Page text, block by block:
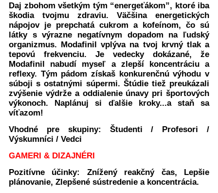
Daj zbohom všetkým tým “energeťákom”, ktoré iba
škodia tvojmu zdraviu. Väčšina energetických
nápojov je prepchatá cukrom a kofeínom, čo sú
látky s výrazne negatívnym dopadom na ľudský
organizmus. Modafinil vplýva na tvoj krvný tlak a
tepovú frekvenciu. Je vedecky dokázané, že
Modafinil nabudí myseľ a zlepší koncentráciu a
reflexy. Tým pádom získaš konkurenčnú výhodu v
súboji s ostatnými súpermi. Štúdie tiež preukázali
zvýšenie výdrže a oddialenie únavy pri športových
výkonoch. Naplánuj si ďalšie kroky...a staň sa
víťazom!
Vhodné pre skupiny: Študenti / Profesori /
Výskumníci / Vedci
GAMERI & DIZAJNÉRI
Pozitívne účinky: Znížený reakčný čas, Lepšie
plánovanie, Zlepšené sústredenie a koncentrácia.